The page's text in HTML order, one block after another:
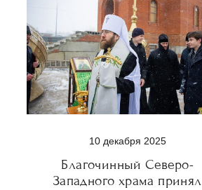
10 декабря 2025
Благочинный Северо-
Западного храма принял